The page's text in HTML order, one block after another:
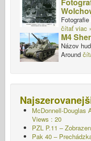
čítať viac
M4
Názov
Around
McDonnell-Douglas
Views : 20
PZL P.11 –
Pak 40 –